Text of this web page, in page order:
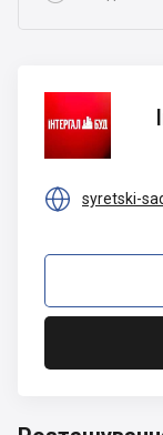
Інтергал-
Буд
 syretski-